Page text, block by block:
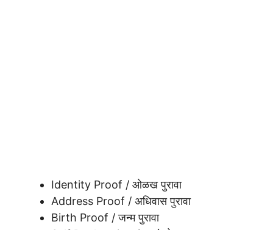
Identity Proof / ओळख पुरावा
Address Proof / अधिवास पुरावा
Birth Proof / जन्म पुरावा